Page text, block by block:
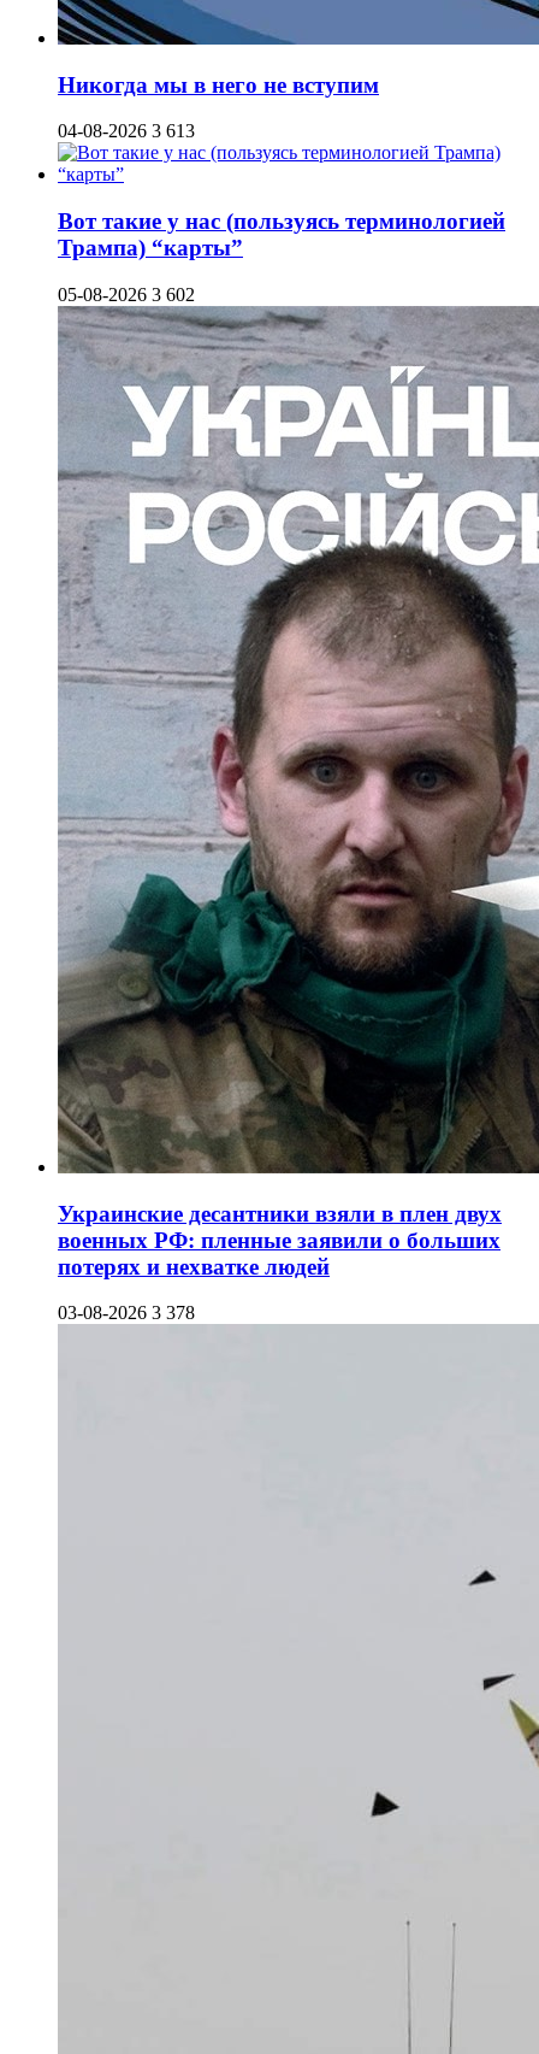
Никогда мы в него не вступим
04-08-2026 3 613
Вот такие у нас (пользуясь терминологией
Трампа) “карты”
05-08-2026 3 602
Украинские десантники взяли в плен двух
военных РФ: пленные заявили о больших
потерях и нехватке людей
03-08-2026 3 378